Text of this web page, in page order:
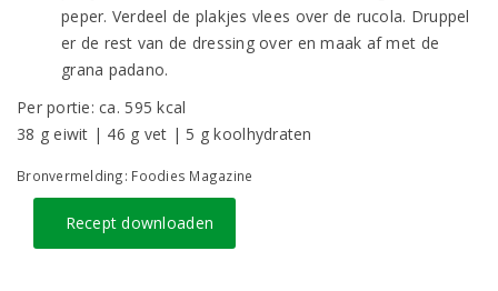
peper. Verdeel de plakjes vlees over de rucola. Druppel
er de rest van de dressing over en maak af met de
grana padano.
Per portie: ca. 595 kcal
38 g eiwit | 46 g vet | 5 g koolhydraten
Bronvermelding: Foodies Magazine
Recept downloaden